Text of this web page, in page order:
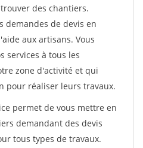
des chantiers.
demandes de devis en
aux artisans. Vous
services à tous les
zone d'activité et qui
pour réaliser leurs travaux.
permet de vous mettre en
demandant des devis
tous types de travaux.